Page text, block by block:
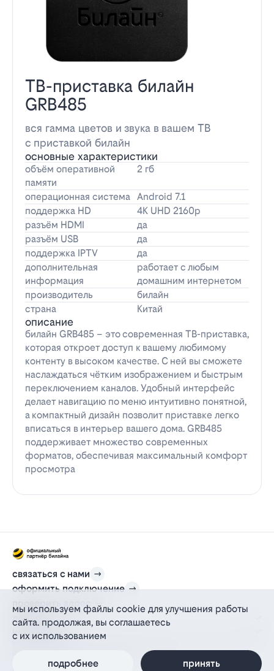
ТВ-приставка билайн
GRB485
вся гамма цветов и звука в вашем ТВ
с приставкой билайн
основные характеристики
объём оперативной
памяти
2 гб
операционная система Android 7.1
поддержка HD
4K UHD 2160p
разъём HDMI
да
разъём USB
да
поддержка IPTV
да
дополнительная
информация
работает с любым
домашним интернетом
производитель
билайн
страна
Китай
описание
билайн GRB485 – это современная ТВ-приставка,
которая откроет доступ к вашему любимому
контенту в высоком качестве. С ней вы сможете
наслаждаться чётким изображением и быстрым
переключением каналов. Удобный интерфейс
делает навигацию по меню интуитивно понятной,
а компактный дизайн позволит приставке легко
вписаться в интерьер вашего дома. GRB485
поддерживает множество современных
форматов, обеспечивая максимальный комфорт
просмотра
связаться с нами
оформить подключение
проверить адрес
для дома
информация
действующий на основании агентского договора
политика персональных данных
мы используем файлы cookie для улучшения работы
сайта. продолжая, вы соглашаетесь
с их использованием
подробнее принять